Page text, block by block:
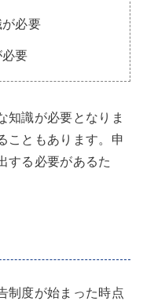
必要
要
知識が必要となりま
こともあります。申
する必要があるた
制度が始まった時点